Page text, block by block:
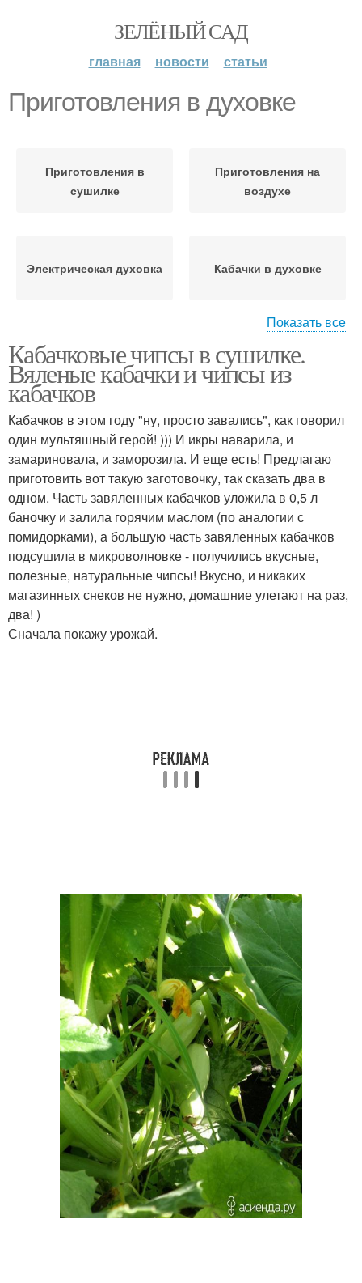
ЗЕЛЁНЫЙ САД
главная новости статьи
Приготовления в духовке
Приготовления в
сушилке
Приготовления на
воздухе
Электрическая духовка Кабачки в духовке
приготовление
Показать все
Кабачковые чипсы в сушилке.
Вяленые кабачки и чипсы из
кабачков
Кабачков в этом году "ну, просто завались", как говорил
один мультяшный герой! ))) И икры наварила, и
замариновала, и заморозила. И еще есть! Предлагаю
приготовить вот такую заготовочку, так сказать два в
одном. Часть завяленных кабачков уложила в 0,5 л
баночку и залила горячим маслом (по аналогии с
помидорками), а большую часть завяленных кабачков
подсушила в микроволновке - получились вкусные,
полезные, натуральные чипсы! Вкусно, и никаких
магазинных снеков не нужно, домашние улетают на раз,
два! )
Сначала покажу урожай.